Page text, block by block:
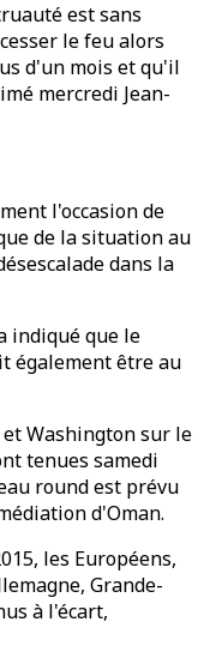
est sans
le feu alors
d'un mois et qu'il
mercredi Jean-
l'occasion de
de la situation au
dans la
indiqué que le
également être au
Washington sur le
tenues samedi
round est prévu
d'Oman.
les Européens,
Grande-
à l'écart,